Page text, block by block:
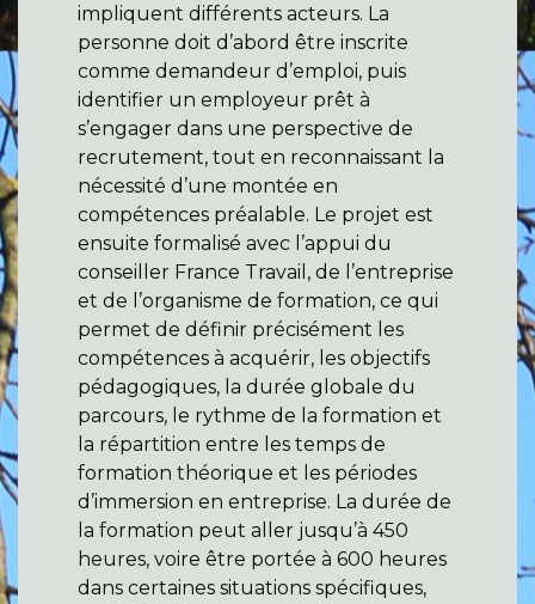
impliquent différents acteurs. La
personne doit d’abord être inscrite
comme demandeur d’emploi, puis
identifier un employeur prêt à
s’engager dans une perspective de
recrutement, tout en reconnaissant la
nécessité d’une montée en
compétences préalable. Le projet est
ensuite formalisé avec l’appui du
conseiller France Travail, de l’entreprise
et de l’organisme de formation, ce qui
permet de définir précisément les
compétences à acquérir, les objectifs
pédagogiques, la durée globale du
parcours, le rythme de la formation et
la répartition entre les temps de
formation théorique et les périodes
d’immersion en entreprise. La durée de
la formation peut aller jusqu’à 450
heures, voire être portée à 600 heures
dans certaines situations spécifiques,